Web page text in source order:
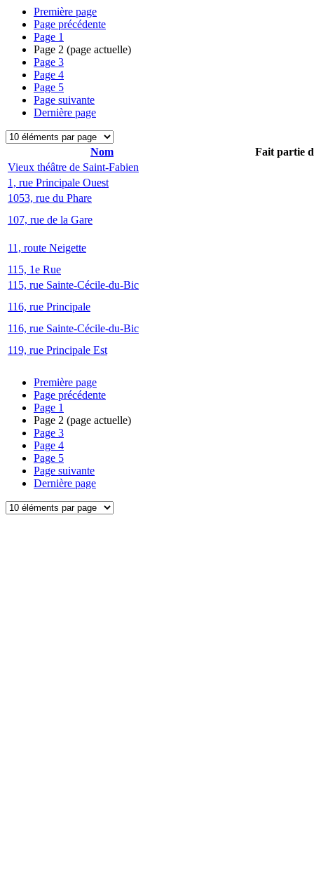
Première page
Page précédente
Page 1
Page 2 (page actuelle)
Page 3
Page 4
Page 5
Page suivante
Dernière page
Nom
Fait partie
Vieux théâtre de Saint-Fabien
1, rue Principale Ouest
1053, rue du Phare
107, rue de la Gare
11, route Neigette
115, 1e Rue
115, rue Sainte-Cécile-du-Bic
116, rue Principale
116, rue Sainte-Cécile-du-Bic
119, rue Principale Est
Première page
Page précédente
Page 1
Page 2 (page actuelle)
Page 3
Page 4
Page 5
Page suivante
Dernière page